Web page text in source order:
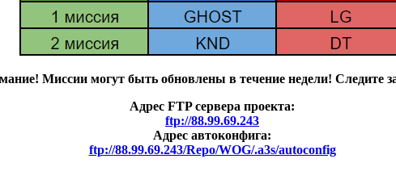
Миссии могут быть обновлены в течение недели! Следите
Адрес FTP сервера проекта:
ftp://88.99.69.243
Адрес автоконфига:
ftp://88.99.69.243/Repo/WOG/.a3s/autoconfig